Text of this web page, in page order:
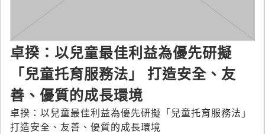
卓揆：以兒童最佳利益為優先研擬
「兒童托育服務法」 打造安全、友
善、優質的成長環境
卓揆：以兒童最佳利益為優先研擬「兒童托育服務法」
打造安全、友善、優質的成長環境